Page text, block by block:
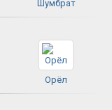
Шумбрат
Орёл